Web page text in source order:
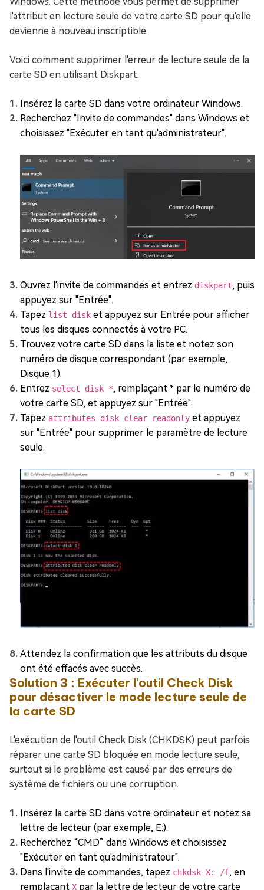
l'attribut en lecture seule de votre carte SD pour qu'elle
devienne à nouveau inscriptible.
Voici comment supprimer l'erreur de lecture seule de la
carte SD en utilisant Diskpart:
Insérez la carte SD dans votre ordinateur Windows.
Recherchez "Invite de commandes" dans Windows et
choisissez "Exécuter en tant qu'administrateur".
Ouvrez l'invite de commandes et entrez diskpart, puis
appuyez sur "Entrée".
Tapez list disk et appuyez sur Entrée pour afficher
tous les disques connectés à votre PC.
Trouvez votre carte SD dans la liste et notez son
numéro de disque correspondant (par exemple,
Disque 1).
Entrez select disk *, remplaçant * par le numéro de
votre carte SD, et appuyez sur "Entrée".
Tapez attributes disk clear readonly et appuyez
sur "Entrée" pour supprimer le paramètre de lecture
seule.
Attendez la confirmation que les attributs du disque
ont été effacés avec succès.
Solution 3 : Exécuter l'outil Check Disk
pour désactiver le mode lecture seule de
la carte SD
L'exécution de l'outil Check Disk (CHKDSK) peut parfois
réparer une carte SD bloquée en mode lecture seule,
surtout si le problème est causé par des erreurs de
système de fichiers ou une corruption.
Insérez la carte SD dans votre ordinateur et notez sa
lettre de lecteur (par exemple, E:).
Recherchez “CMD” dans Windows et choisissez
"Exécuter en tant qu'administrateur".
Dans l'invite de commandes, tapez chkdsk X: /f, en
remplaçant X par la lettre de lecteur de votre carte